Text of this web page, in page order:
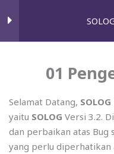
to
courses
Pengenalan
5 Minutes
02 Metodelogi
SOLOG
10 Minutes
01
Selamat Datang, SOLOG
yaitu SOLOG Versi 3.2.
dan perbaikan atas Bug
yang perlu diperhatikan
Paid search marketing
Search engine